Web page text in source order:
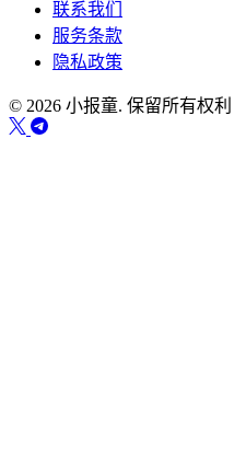
联系我们
服务条款
隐私政策
© 2026 小报童. 保留所有权利